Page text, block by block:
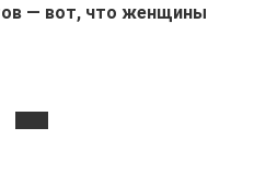
— вот, что женщины